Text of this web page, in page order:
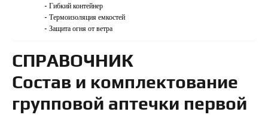
Гибкий контейнер
Термоизоляция емкостей
Защита огня от ветра
СПРАВОЧНИК
Состав и комплектование
групповой аптечки первой